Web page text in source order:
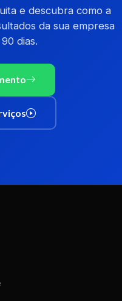
e descubra como a
da sua empresa
dias.